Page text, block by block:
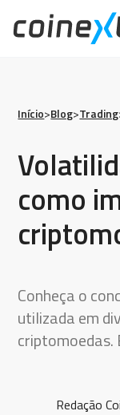
Início>Blog>Trading
como
Conheça o
utilizada em
criptomoedas.
Redação